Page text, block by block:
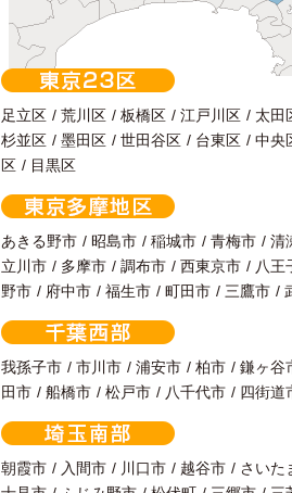
足立区
荒川区 板橋区 江戸川区 太田
杉並区
墨田区 世田谷区 台東区 中央
区
目黒区
あきる野市
昭島市 稲城市 青梅市 清
立川市
多摩市 調布市 西東京市 八王
野市
府中市 福生市 町田市 三鷹市
我孫子市
市川市 浦安市 柏市 鎌ヶ谷
田市
船橋市 松戸市 八千代市 四街道
朝霞市
入間市 川口市 越谷市 さいた